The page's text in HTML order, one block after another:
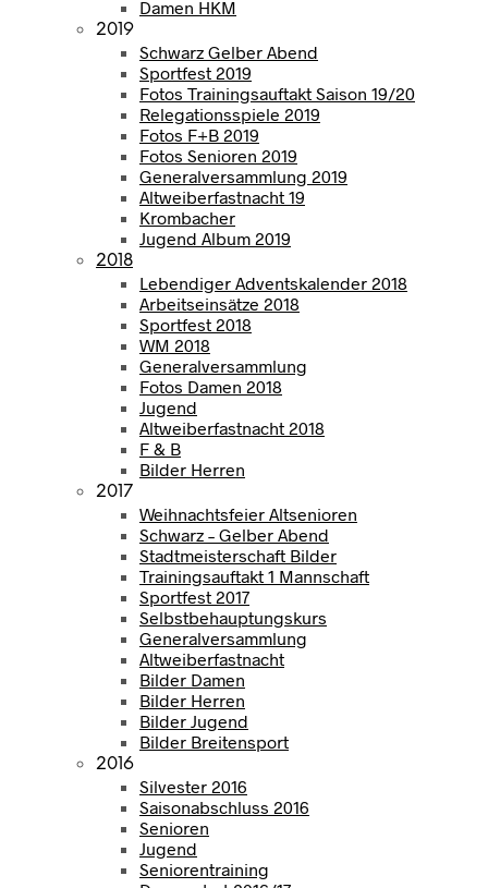
Damen HKM
2019
Schwarz Gelber Abend
Sportfest 2019
Fotos Trainingsauftakt Saison 19/20
Relegationsspiele 2019
Fotos F+B 2019
Fotos Senioren 2019
Generalversammlung 2019
Altweiberfastnacht 19
Krombacher
Jugend Album 2019
2018
Lebendiger Adventskalender 2018
Arbeitseinsätze 2018
Sportfest 2018
WM 2018
Generalversammlung
Fotos Damen 2018
Jugend
Altweiberfastnacht 2018
F & B
Bilder Herren
2017
Weihnachtsfeier Altsenioren
Schwarz – Gelber Abend
Stadtmeisterschaft Bilder
Trainingsauftakt 1 Mannschaft
Sportfest 2017
Selbstbehauptungskurs
Generalversammlung
Altweiberfastnacht
Bilder Damen
Bilder Herren
Bilder Jugend
Bilder Breitensport
2016
Silvester 2016
Saisonabschluss 2016
Senioren
Jugend
Seniorentraining